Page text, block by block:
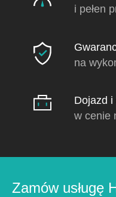
i pełen
na
Dojazd
w cenie
Zamów usługę